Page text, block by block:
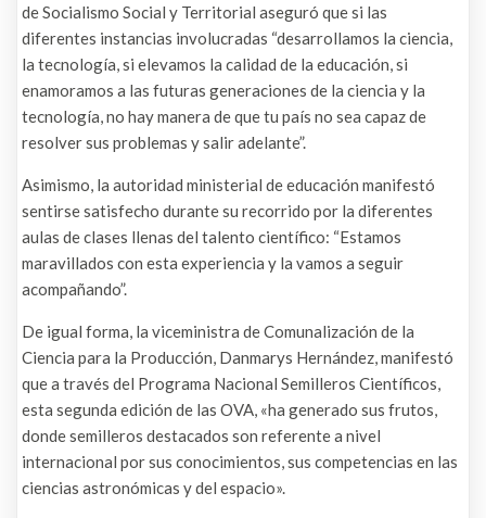
de Socialismo Social y Territorial aseguró que si las
diferentes instancias involucradas “desarrollamos la ciencia,
la tecnología, si elevamos la calidad de la educación, si
enamoramos a las futuras generaciones de la ciencia y la
tecnología, no hay manera de que tu país no sea capaz de
resolver sus problemas y salir adelante”.
Asimismo, la autoridad ministerial de educación manifestó
sentirse satisfecho durante su recorrido por la diferentes
aulas de clases llenas del talento científico: “Estamos
maravillados con esta experiencia y la vamos a seguir
acompañando”.
De igual forma, la viceministra de Comunalización de la
Ciencia para la Producción, Danmarys Hernández, manifestó
que a través del Programa Nacional Semilleros Científicos,
esta segunda edición de las OVA, «ha generado sus frutos,
donde semilleros destacados son referente a nivel
internacional por sus conocimientos, sus competencias en las
ciencias astronómicas y del espacio».